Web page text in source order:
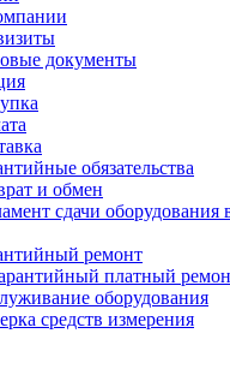
документы
обязательства
и обмен
сдачи
ремонт
платный
оборудования
средств измерения